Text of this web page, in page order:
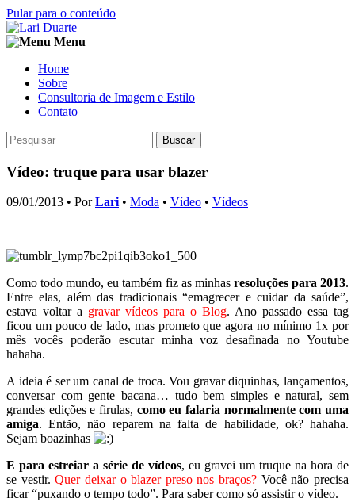
Pular para o conteúdo
Menu
Home
Sobre
Consultoria de Imagem e Estilo
Contato
Buscar
Vídeo: truque para usar blazer
09/01/2013 • PorLari• Moda • Vídeo • Vídeos
Como todo mundo, eu também fiz as minhas resoluções para 2013.
Entre elas, além das tradicionais “emagrecer e cuidar da saúde”,
estava voltar a gravar vídeos para o Blog. Ano passado essa tag
ficou um pouco de lado, mas prometo que agora no mínimo 1x por
mês vocês poderão escutar minha voz desafinada no Youtube
hahaha.
A ideia é ser um canal de troca. Vou gravar diquinhas, lançamentos,
conversar com gente bacana… tudo bem simples e natural, sem
grandes edições e firulas, como eu falaria normalmente com uma
amiga. Então, não reparem na falta de habilidade, ok? hahaha.
Sejam boazinhas
E para estreiar a série de vídeos, eu gravei um truque na hora de
se vestir.Quer deixar o blazer preso nos braços? Você não precisa
ficar “puxando o tempo todo”. Para saber como só assistir o vídeo.